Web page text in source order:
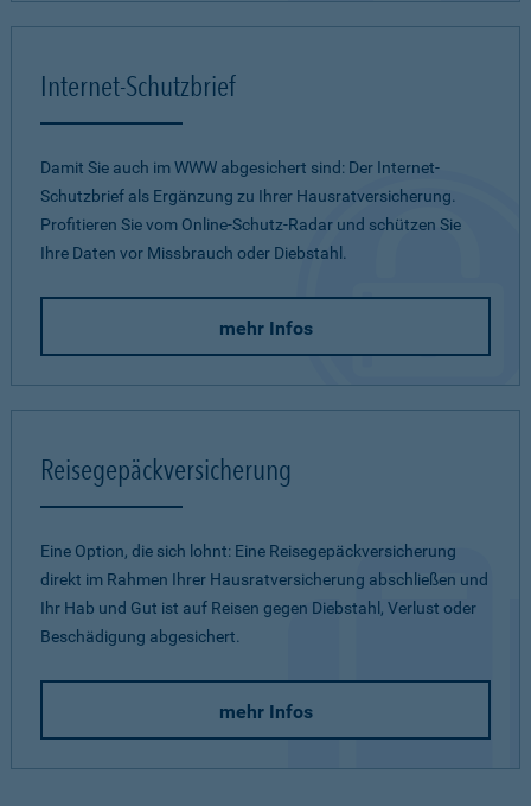
Internet-Schutzbrief
Damit Sie auch im WWW abgesichert sind: Der Internet-
Schutzbrief als Ergänzung zu Ihrer Hausratversicherung.
Profitieren Sie vom Online-Schutz-Radar und schützen Sie
Ihre Daten vor Missbrauch oder Diebstahl.
mehr Infos
Reisegepäckversicherung
Eine Option, die sich lohnt: Eine Reisegepäckversicherung
direkt im Rahmen Ihrer Hausratversicherung abschließen und
Ihr Hab und Gut ist auf Reisen gegen Diebstahl, Verlust oder
Beschädigung abgesichert.
mehr Infos